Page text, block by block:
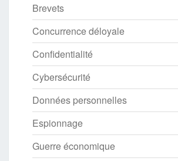
Brevets
Concurrence déloyale
Confidentialité
Cybersécurité
Données personnelles
Espionnage
Guerre économique